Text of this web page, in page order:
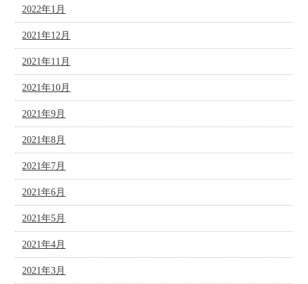
2022年1月
2021年12月
2021年11月
2021年10月
2021年9月
2021年8月
2021年7月
2021年6月
2021年5月
2021年4月
2021年3月